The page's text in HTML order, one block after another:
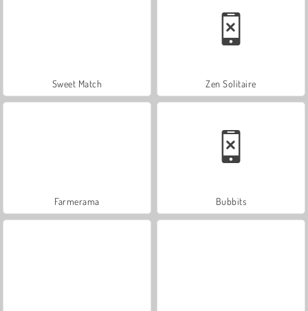
Sweet Match Zen Solitaire
Farmerama Bubbits